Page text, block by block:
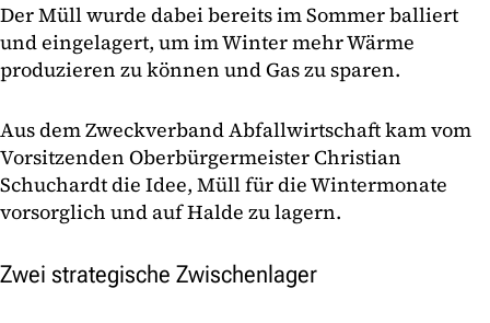
Der Müll wurde dabei bereits im Sommer balliert
und eingelagert, um im Winter mehr Wärme
produzieren zu können und Gas zu sparen.
Aus dem Zweckverband Abfallwirtschaft kam vom
Vorsitzenden Oberbürgermeister Christian
Schuchardt die Idee, Müll für die Wintermonate
vorsorglich und auf Halde zu lagern.
Zwei strategische Zwischenlager